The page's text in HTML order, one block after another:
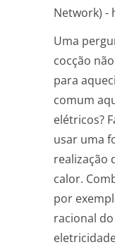
Network) -
Uma
cocção
para
comum
elétricos?
usar uma
realização
calor.
por
racional